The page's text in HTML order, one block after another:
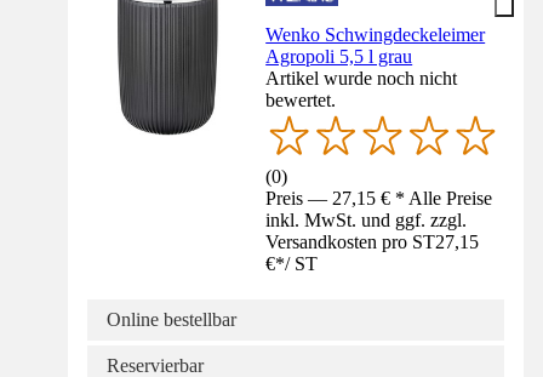
Wenko Schwingdeckeleimer
Agropoli 5,5 l grau
Artikel wurde noch nicht
bewertet.
(0)
Preis — 27,15 € * Alle Preise
inkl. MwSt. und ggf. zzgl.
Versandkosten pro ST27,15
€*/ ST
Online bestellbar
Reservierbar